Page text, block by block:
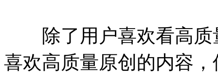
除了用户喜欢看高质
喜欢高质量原创的内容